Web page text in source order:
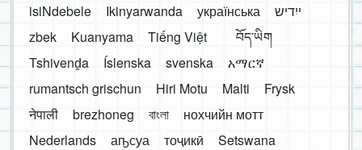
isiNdebele
Ikinyarwanda українська
ייִדיש
zbek
Kuanyama Tiếng Việt
བོད་ཡིག
Tshivenḓa
Íslenska svenska
አማርኛ
rumantsch grischun
Hiri Motu Malti
Frysk
नेपाली
brezhoneg বাংলা
нохчийн мотт
Nederlands
аҧсуа тоҷикӣ
Setswana